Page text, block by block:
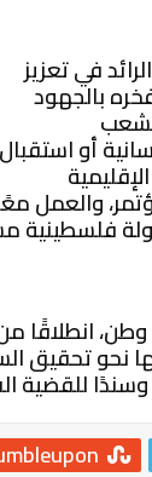
في تعزيز
بالجهود
أو استقبال
والعمل معًا
فلسطينية
انطلاقًا
تحقيق
للقضية